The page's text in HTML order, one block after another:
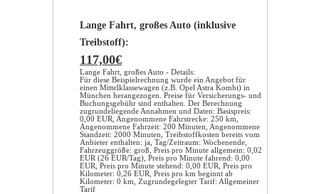
Lange Fahrt, großes Auto (inklusive
Treibstoff):
117,00€
Lange Fahrt, großes Auto - Details:
Für diese Beispielrechnung wurde ein Angebot für
einen Mittelklassewagen (z.B. Opel Astra Kombi) in
München herangezogen. Preise für Versicherungs- und
Buchungsgebühr sind enthalten. Der Berechnung
zugrundeliegende Annahmen und Daten: Basispreis:
0,00 EUR, Angenommene Fahrstrecke: 250 km,
Angenommene Fahrzeit: 200 Minuten, Angenommene
Standzeit: 2000 Minuten, Treibstoffkosten bereits vom
Anbieter enthalten: ja, Tag/Zeitraum: Wochenende,
Fahrzeuggröße: groß, Preis pro Minute allgemein: 0,02
EUR (26 EUR/Tag), Preis pro Minute fahrend: 0,00
EUR, Preis pro Minute stehend: 0,00 EUR, Preis pro
Kilometer: 0,26 EUR, Preis pro km beginnt ab
Kilometer: 0 km, Zugrundegelegter Tarif: Allgemeiner
Tarif